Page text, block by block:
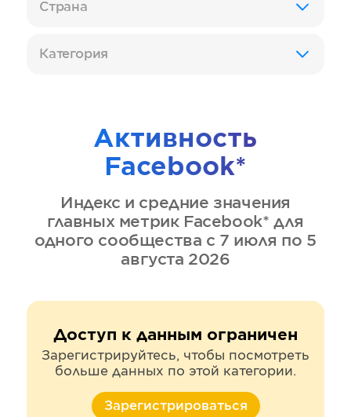
Страна
Категория
Активность
Facebook*
Индекс и средние значения
главных метрик Facebook* для
одного сообщества с 7 июля по 5
августа 2026
Доступ к данным ограничен
Зарегистрируйтесь, чтобы посмотреть
больше данных по этой категории.
Зарегистрироваться